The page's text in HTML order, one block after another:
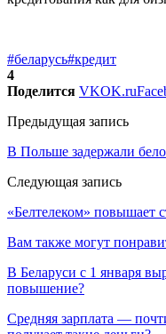
#беларусь#кредит
4
Поделится VKOK.ru
Предыдущая запись
В Польше задержали
Следующая запись
«Белтелеком» повышает
Вам также могут
В Беларуси с 1 января
повышение?
Средняя зарплата —